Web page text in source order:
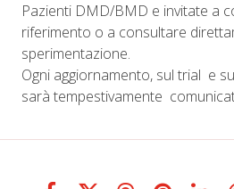
Pazienti DMD/BMD e invitate a
riferimento o a consultare
sperimentazione.
Ogni aggiornamento, sul trial e
sarà tempestivamente